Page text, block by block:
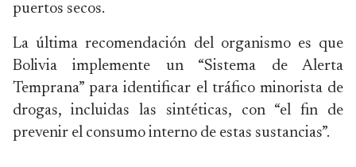
puertos secos.
La última recomendación del organismo es que
Bolivia implemente un “Sistema de Alerta
Temprana” para identificar el tráfico minorista de
drogas, incluidas las sintéticas, con “el fin de
prevenir el consumo interno de estas sustancias”.